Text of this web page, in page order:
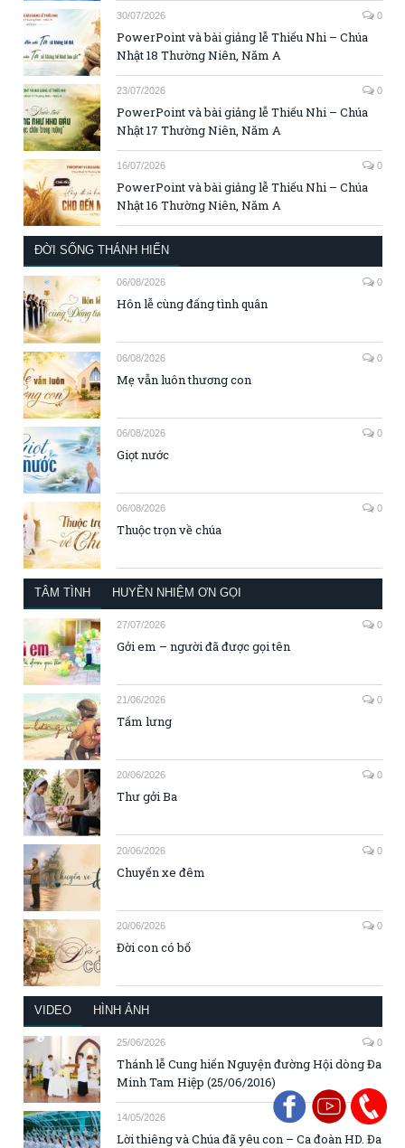
30/07/2026 0
PowerPoint và bài giảng lễ Thiếu Nhi – Chúa
Nhật 18 Thường Niên, Năm A
23/07/2026 0
PowerPoint và bài giảng lễ Thiếu Nhi – Chúa
Nhật 17 Thường Niên, Năm A
16/07/2026 0
PowerPoint và bài giảng lễ Thiếu Nhi – Chúa
Nhật 16 Thường Niên, Năm A
ĐỜI SỐNG THÁNH HIẾN
06/08/2026 0
Hôn lễ cùng đấng tình quân
06/08/2026 0
Mẹ vẫn luôn thương con
06/08/2026 0
Giọt nước
06/08/2026 0
Thuộc trọn về chúa
TÂM TÌNH HUYỀN NHIỆM ƠN GỌI
27/07/2026 0
Gởi em – người đã được gọi tên
21/06/2026 0
Tấm lưng
20/06/2026 0
Thư gởi Ba
20/06/2026 0
Chuyến xe đêm
20/06/2026 0
Đời con có bố
VIDEO HÌNH ẢNH
25/06/2026 0
Thánh lễ Cung hiến Nguyện đường Hội dòng Đa
Minh Tam Hiệp (25/06/2016)
14/05/2026 0
Lời thiêng và Chúa đã yêu con – Ca đoàn HD. Đa